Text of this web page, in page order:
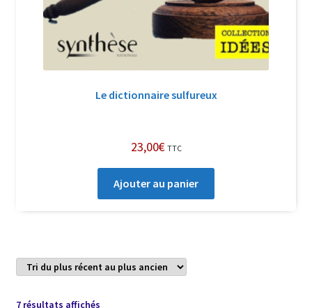
Le dictionnaire sulfureux
23,00€ TTC
Ajouter au panier
7 résultats affichésTrié